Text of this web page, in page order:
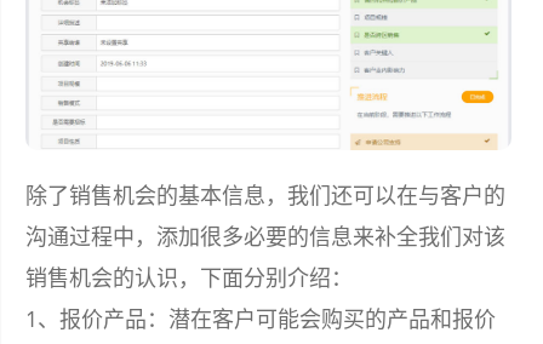
除了销售机会的基本信息，我们还可以在与客户的
沟通过程中，添加很多必要的信息来补全我们对该
销售机会的认识，下面分别介绍：
1、报价产品：潜在客户可能会购买的产品和报价